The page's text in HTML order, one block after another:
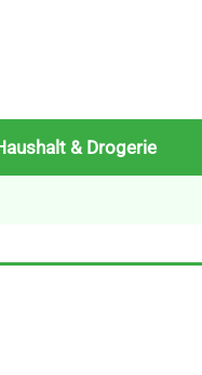
& Drogerie